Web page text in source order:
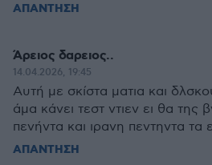
ΑΠΑΝΤΗΣΗ
Άρειος δαρειος..
14.04.2026, 19:45
Αυτή με σκίστα ματια και
άμα κάνει τεστ ντιεν ει θα της
πενήντα και ιρανη πεντηντα τα
ΑΠΑΝΤΗΣΗ